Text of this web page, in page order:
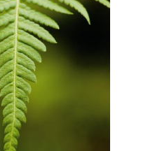
Цветы в одежде
Элегантный интерьер